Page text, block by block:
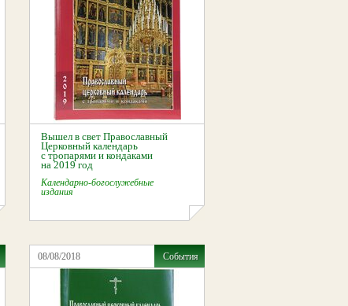
Вышел в свет Православный
Церковный календарь
с тропарями и кондаками
на 2019 год
Календарно-богослужебные
издания
08/08/2018 События